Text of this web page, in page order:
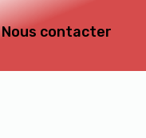
Nous contacter